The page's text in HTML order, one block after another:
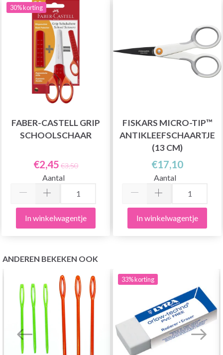
30% korting
FABER-CASTELL GRIP
SCHOOLSCHAAR
€2,45 €3,50
Aantal
In winkelwagentje
FISKARS MICRO-TIP™
ANTIKLEEFSCHAARTJE
(13 CM)
€17,10
Aantal
In winkelwagentje
ANDEREN BEKEKEN OOK
33%korting